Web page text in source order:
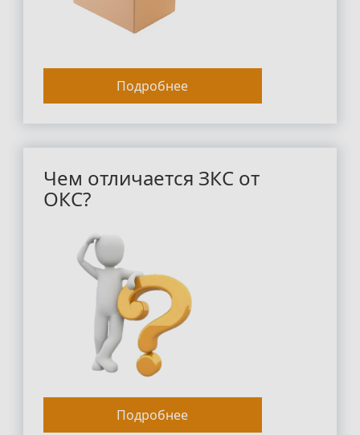
Подробнее
Чем отличается ЗКС от
ОКС?
Подробнее